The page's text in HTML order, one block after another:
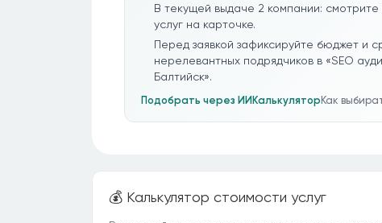
В текущей выдаче 2 компании:
услуг на карточке.
Перед заявкой зафиксируйте бюджет и
нерелевантных подрядчиков в «SEO
Балтийск».
Подобрать через ИИКалькуляторКак
💰 Калькулятор стоимости услуг